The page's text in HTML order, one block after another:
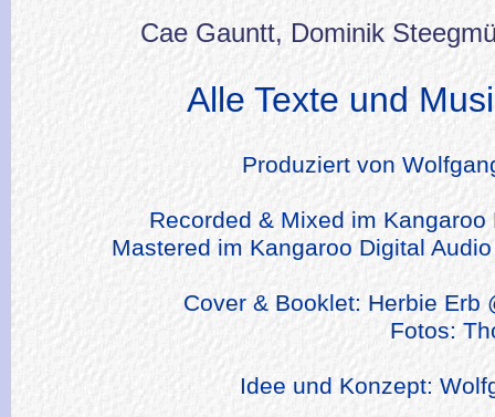
Cae Gauntt, Dominik
Alle Texte und
Produziert von
Recorded & Mixed im
Mastered im Kangaroo Digital
Cover & Booklet: Herbie Erb
Fotos:
Idee und Konzept: